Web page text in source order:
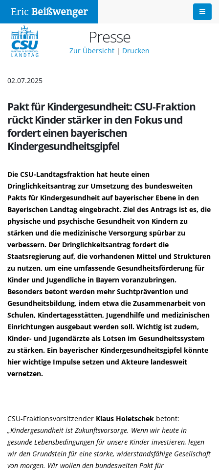
Eric Beißwenger
Presse
Zur Übersicht | Drucken
02.07.2025
Pakt für Kindergesundheit: CSU-Fraktion
rückt Kinder stärker in den Fokus und
fordert einen bayerischen
Kindergesundheitsgipfel
Die CSU-Landtagsfraktion hat heute einen
Dringlichkeitsantrag zur Umsetzung des bundesweiten
Pakts für Kindergesundheit auf bayerischer Ebene in den
Bayerischen Landtag eingebracht. Ziel des Antrags ist es, die
physische und psychische Gesundheit von Kindern zu
stärken und die medizinische Versorgung spürbar zu
verbessern. Der Dringlichkeitsantrag fordert die
Staatsregierung auf, die vorhandenen Mittel und Strukturen
zu nutzen, um eine umfassende Gesundheitsförderung für
Kinder und Jugendliche in Bayern voranzubringen.
Besonders betont werden mehr Suchtprävention und
Gesundheitsbildung, indem etwa die Zusammenarbeit von
Schulen, Kindertagesstätten, Jugendhilfe und medizinischen
Einrichtungen ausgebaut werden soll. Wichtig ist zudem,
Kinder- und Jugendärzte als Lotsen im Gesundheitssystem
zu stärken. Ein bayerischer Kindergesundheitsgipfel könnte
hier wichtige Impulse setzen und Akteure landesweit
vernetzen.
CSU-Fraktionsvorsitzender Klaus Holetschek betont:
Kindergesundheit ist Zukunftsvorsorge. Wenn wir heute in
gesunde Lebensbedingungen für unsere Kinder investieren, legen
wir den Grundstein für eine starke, widerstandsfähige Gesellschaft
von morgen. Wir wollen den bundesweiten Pakt für